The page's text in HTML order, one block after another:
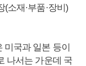
소재·부품·장비)
미국과 일본 등이
나서는 가운데 국